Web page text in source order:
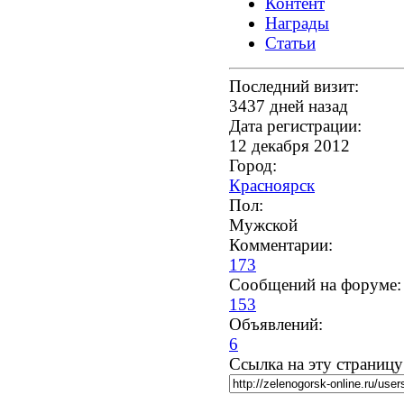
Награды
Статьи
Последний визит:
3437 дней назад
Дата регистрации:
12 декабря 2012
Город:
Красноярск
Пол:
Мужской
Комментарии:
173
Cообщений на форуме:
153
Объявлений:
6
Ссылка на эту